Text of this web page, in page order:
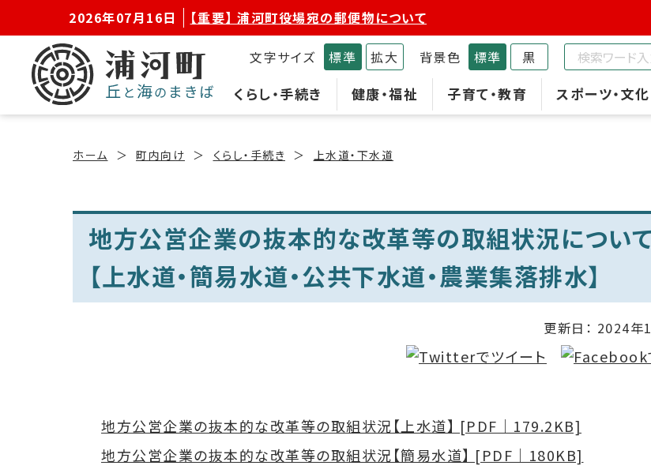
2026年07月16日 【重要】 浦河町役場宛の郵便物について
くらし・手続き 健康・福祉 子育て・教育 スポーツ・文化
文字サイズ 標準 拡大 背景色 標準 黒
ホーム 町内向け くらし・手続き 上水道・下水道
地方公営企業の抜本的な改革等の取組状況について
【上水道・簡易水道・公共下水道・農業集落排水】
更新日： 2024年
地方公営企業の抜本的な改革等の取組状況【上水道】 [PDF｜179.2KB]
地方公営企業の抜本的な改革等の取組状況【簡易水道】 [PDF｜180KB]